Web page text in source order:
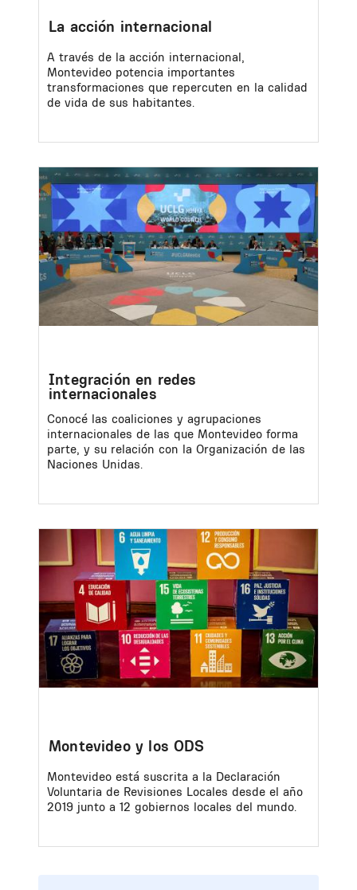
La acción internacional
A través de la acción internacional,
Montevideo potencia importantes
transformaciones que repercuten en la calidad
de vida de sus habitantes.
Image
Integración en redes
internacionales
Conocé las coaliciones y agrupaciones
internacionales de las que Montevideo forma
parte, y su relación con la Organización de las
Naciones Unidas.
Image
Montevideo y los ODS
Montevideo está suscrita a la Declaración
Voluntaria de Revisiones Locales desde el año
2019 junto a 12 gobiernos locales del mundo.